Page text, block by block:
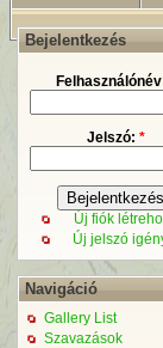
Bejelentkezés
Jelszó: *
Új fiók
Új jelszó
Navigáció
Gallery List
Szavazások